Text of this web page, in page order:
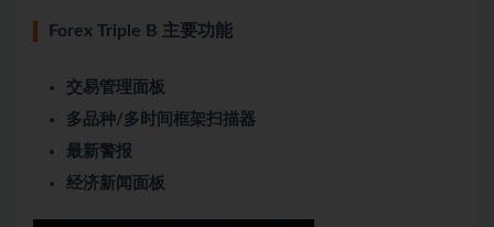
Forex Triple B 主要功能
交易管理面板
多品种/多时间框架扫描器
最新警报
经济新闻面板